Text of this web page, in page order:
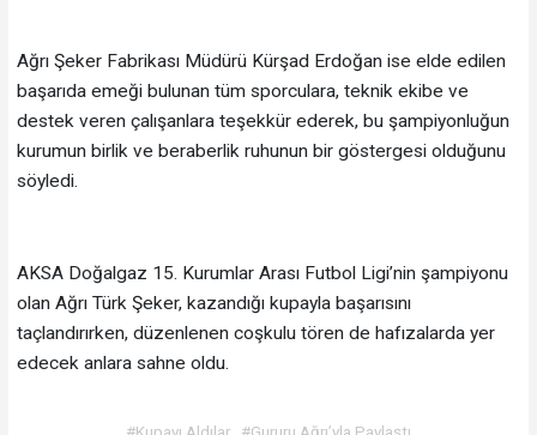
Ağrı Şeker Fabrikası Müdürü Kürşad Erdoğan ise elde edilen
başarıda emeği bulunan tüm sporculara, teknik ekibe ve
destek veren çalışanlara teşekkür ederek, bu şampiyonluğun
kurumun birlik ve beraberlik ruhunun bir göstergesi olduğunu
söyledi.
AKSA Doğalgaz 15. Kurumlar Arası Futbol Ligi’nin şampiyonu
olan Ağrı Türk Şeker, kazandığı kupayla başarısını
taçlandırırken, düzenlenen coşkulu tören de hafızalarda yer
edecek anlara sahne oldu.
#Kupayı Aldılar #Gururu Ağrı’yla Paylaştı